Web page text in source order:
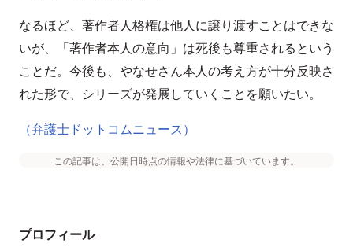
なるほど、著作者人格権は他人に譲り渡すことはできな
いが、「著作者本人の意向」は死後も尊重されるという
ことだ。今後も、やなせさん本人の考え方が十分反映さ
れた形で、シリーズが発展していくことを願いたい。
（弁護士ドットコムニュース）
この記事は、公開日時点の情報や法律に基づいています。
プロフィール